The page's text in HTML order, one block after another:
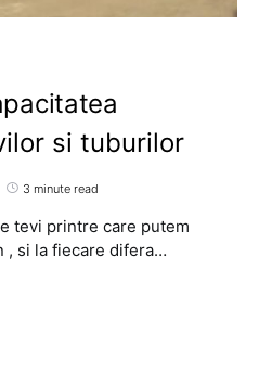
si tuburilor
3 minute read
tevi printre care putem
, si la fiecare difera…